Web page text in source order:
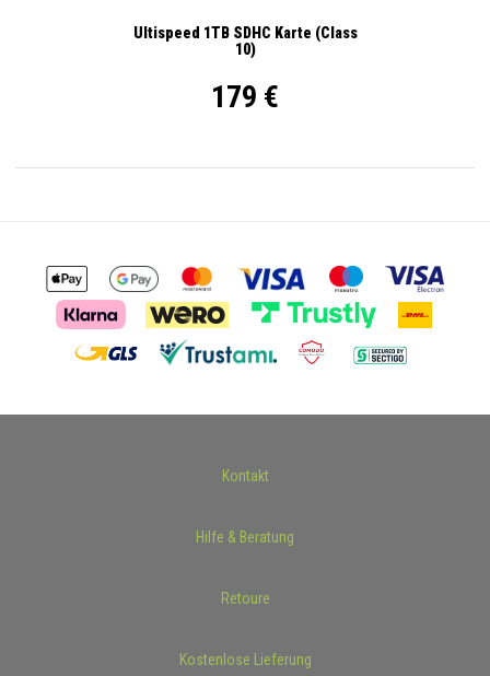
Ultispeed 1TB SDHC Karte (Class
10)
179 €
Kontakt
Hilfe & Beratung
Retoure
Kostenlose Lieferung